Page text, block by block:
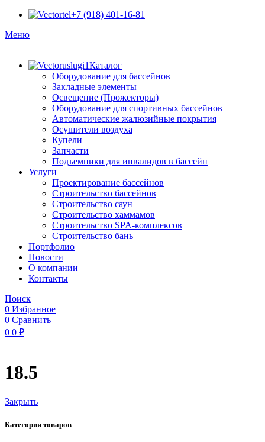
+7 (918) 401-16-81
Меню
Каталог
Оборудование для бассейнов
Закладные элементы
Освещение (Прожекторы)
Оборудование для спортивных бассейнов
Автоматические жалюзийные покрытия
Осушители воздуха
Купели
Запчасти
Подъемники для инвалидов в бассейн
Услуги
Проектирование бассейнов
Строительство бассейнов
Строительство саун
Строительство хаммамов
Строительство SPA-комплексов
Строительство бань
Портфолио
Новости
O компании
Контакты
Поиск
0 Избранное
0 Сравнить
0 0 ₽
18.5
Закрыть
Категории товаров